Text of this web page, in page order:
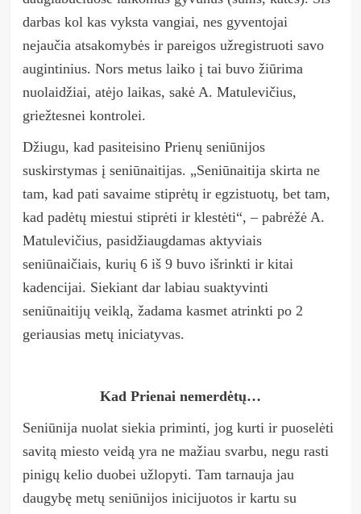
darbas kol kas vyksta vangiai, nes gyventojai
nejaučia atsakomybės ir pareigos užregistruoti savo
augintinius. Nors metus laiko į tai buvo žiūrima
nuolaidžiai, atėjo laikas, sakė A. Matulevičius,
griežtesnei kontrolei.
Džiugu, kad pasiteisino Prienų seniūnijos
suskirstymas į seniūnaitijas. „Seniūnaitija skirta ne
tam, kad pati savaime stiprėtų ir egzistuotų, bet tam,
kad padėtų miestui stiprėti ir klestėti“, – pabrėžė A.
Matulevičius, pasidžiaugdamas aktyviais
seniūnaičiais, kurių 6 iš 9 buvo išrinkti ir kitai
kadencijai. Siekiant dar labiau suaktyvinti
seniūnaitijų veiklą, žadama kasmet atrinkti po 2
geriausias metų iniciatyvas.
Kad Prienai nemerdėtų…
Seniūnija nuolat siekia priminti, jog kurti ir puoselėti
savitą miesto veidą yra ne mažiau svarbu, negu rasti
pinigų kelio duobei užlopyti. Tam tarnauja jau
daugybę metų seniūnijos inicijuotos ir kartu su